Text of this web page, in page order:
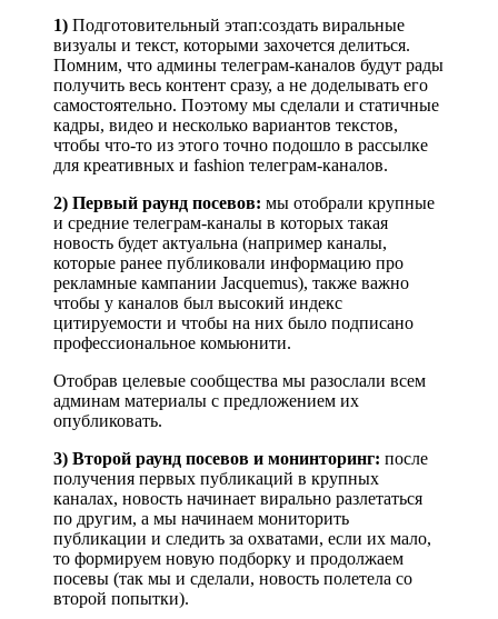
1) Подготовительный этап:создать виральные
визуалы и текст, которыми захочется делиться.
Помним, что админы телеграм-каналов будут рады
получить весь контент сразу, а не доделывать его
самостоятельно. Поэтому мы сделали и статичные
кадры, видео и несколько вариантов текстов,
чтобы что-то из этого точно подошло в рассылке
для креативных и fashion телеграм-каналов.
2) Первый раунд посевов: мы отобрали крупные
и средние телеграм-каналы в которых такая
новость будет актуальна (например каналы,
которые ранее публиковали информацию про
рекламные кампании Jacquemus), также важно
чтобы у каналов был высокий индекс
цитируемости и чтобы на них было подписано
профессиональное комьюнити.
Отобрав целевые сообщества мы разослали всем
админам материалы с предложением их
опубликовать.
3) Второй раунд посевов и монинторинг: после
получения первых публикаций в крупных
каналах, новость начинает вирально разлетаться
по другим, а мы начинаем мониторить
публикации и следить за охватами, если их мало,
то формируем новую подборку и продолжаем
посевы (так мы и сделали, новость полетела со
второй попытки).